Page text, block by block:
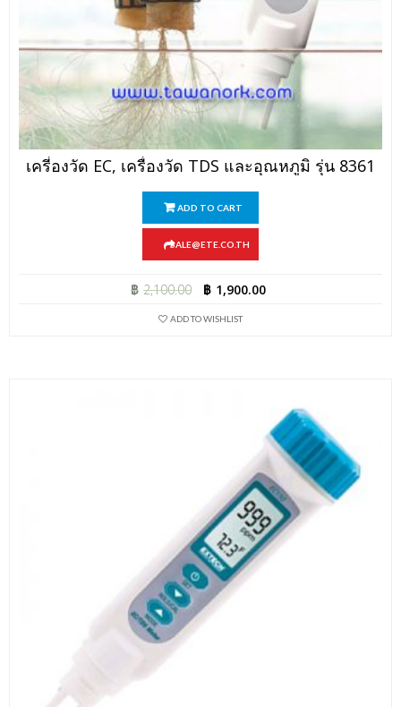
เครี่องวัด EC, เครื่องวัด TDS และอุณหภูมิ รุ่น 8361
ADD TO CART
SALE@ETE.CO.TH
฿ 2,100.00 ฿ 1,900.00
ADD TO WISHLIST